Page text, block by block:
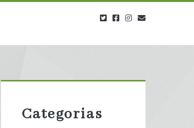
twitterfacebookinstagram
Sidebar
Categorias